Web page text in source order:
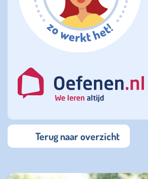
Terug naar overzicht